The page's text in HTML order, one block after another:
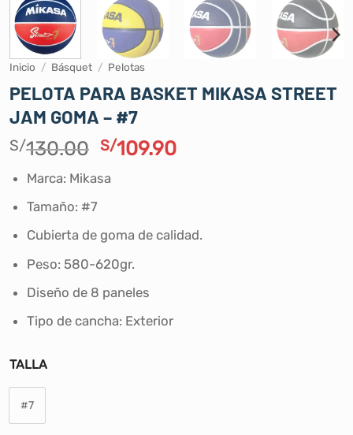
Inicio / Básquet / Pelotas
PELOTA PARA BASKET MIKASA STREET
JAM GOMA – #7
S/130.00 El
original
S/130.00.
S/109.90El
S/109.90.
Marca: Mikasa
Tamaño: #7
Cubierta de goma de calidad.
Peso: 580-620gr.
Diseño de 8 paneles
Tipo de cancha: Exterior
TALLA
#7